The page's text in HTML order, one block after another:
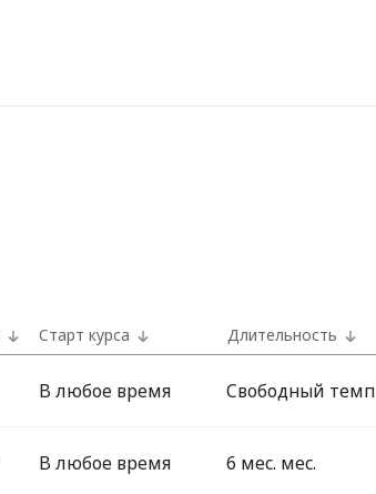
Старт курса Длительность
Свободный темп
В любое время
6 мес. мес.
В любое время